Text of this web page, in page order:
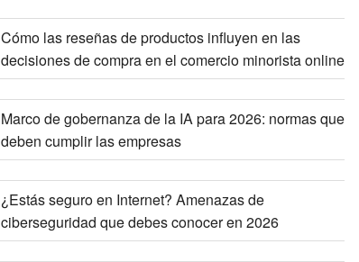
Cómo las reseñas de productos influyen en las
decisiones de compra en el comercio minorista online
Marco de gobernanza de la IA para 2026: normas que
deben cumplir las empresas
¿Estás seguro en Internet? Amenazas de
ciberseguridad que debes conocer en 2026